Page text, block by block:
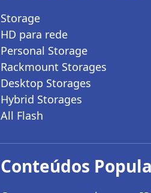
Storage
HD para rede
Personal Storage
Rackmount Storages
Desktop Storages
Hybrid Storages
All Flash
Conteúdos